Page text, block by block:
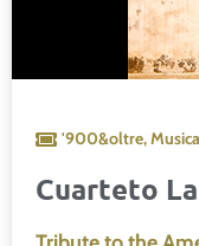
'900&oltre,Musica
Cuarteto